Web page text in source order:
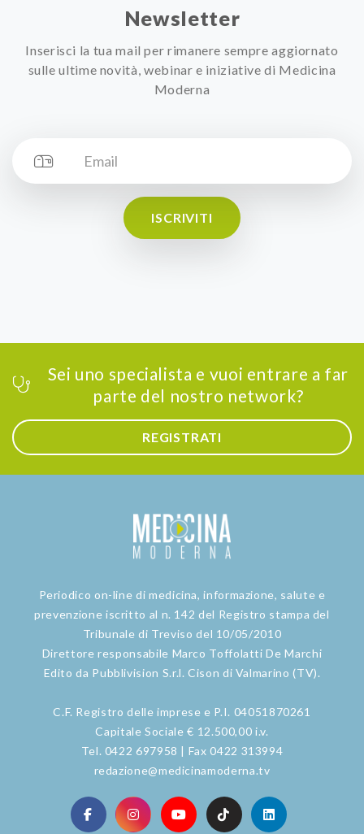
Newsletter
Inserisci la tua mail per rimanere sempre aggiornato
sulle ultime novità, webinar e iniziative di Medicina
Moderna
ISCRIVITI
Sei uno specialista e vuoi entrare a far
parte del nostro network?
REGISTRATI
Periodico on-line di medicina, informazione, salute e
prevenzione iscritto al n. 142 del Registro stampa del
Tribunale di Treviso del 10/05/2010
Direttore responsabile Marco Toffolatti De Marchi
Edito da Pubblivision S.r.l. Cison di Valmarino (TV).
C.F. Registro delle imprese e P.I. 04051870261
Capitale Sociale € 12.500,00 i.v.
Tel. 0422 697958 | Fax 0422 313994
redazione@medicinamoderna.tv